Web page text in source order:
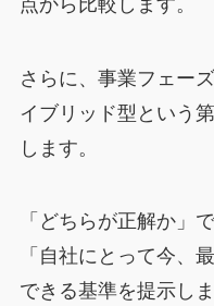
さらに、事業フェー
イブリッド型という
します。
「どちらが正解か」
「自社にとって今、
できる基準を提示しま